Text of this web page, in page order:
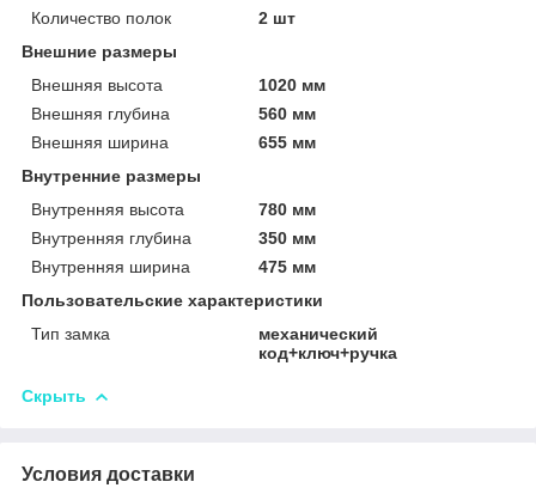
Количество полок
2 шт
Внешние размеры
Внешняя высота
1020 мм
Внешняя глубина
560 мм
Внешняя ширина
655 мм
Внутренние размеры
Внутренняя высота
780 мм
Внутренняя глубина
350 мм
Внутренняя ширина
475 мм
Пользовательские характеристики
Тип замка
механический
код+ключ+ручка
Скрыть
Условия доставки